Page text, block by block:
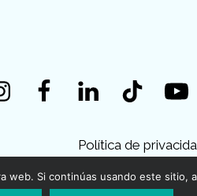
FacebookLinkedin Tiktok
Política de
web. Si continúas usando este sitio,